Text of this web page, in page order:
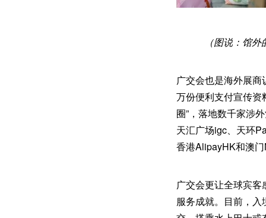
（图说：馆
广交会也是海外展
万份便利支付宣传资
圈”，落地数千家涉
天汇广场igc、天环
香港AlipayHK和澳
广交会更让全球宾客
服务成就。目前，入